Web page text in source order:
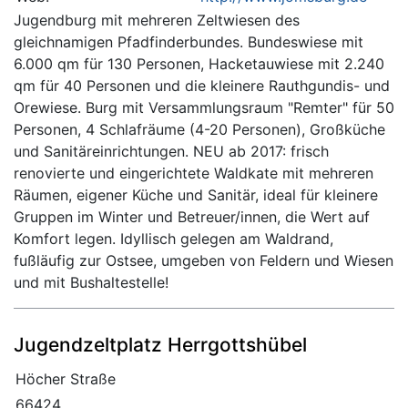
Jugendburg mit mehreren Zeltwiesen des
gleichnamigen Pfadfinderbundes. Bundeswiese mit
6.000 qm für 130 Personen, Hacketauwiese mit 2.240
qm für 40 Personen und die kleinere Rauthgundis- und
Orewiese. Burg mit Versammlungsraum "Remter" für 50
Personen, 4 Schlafräume (4-20 Personen), Großküche
und Sanitäreinrichtungen. NEU ab 2017: frisch
renovierte und eingerichtete Waldkate mit mehreren
Räumen, eigener Küche und Sanitär, ideal für kleinere
Gruppen im Winter und Betreuer/innen, die Wert auf
Komfort legen. Idyllisch gelegen am Waldrand,
fußläufig zur Ostsee, umgeben von Feldern und Wiesen
und mit Bushaltestelle!
Jugendzeltplatz Herrgottshübel
Höcher Straße